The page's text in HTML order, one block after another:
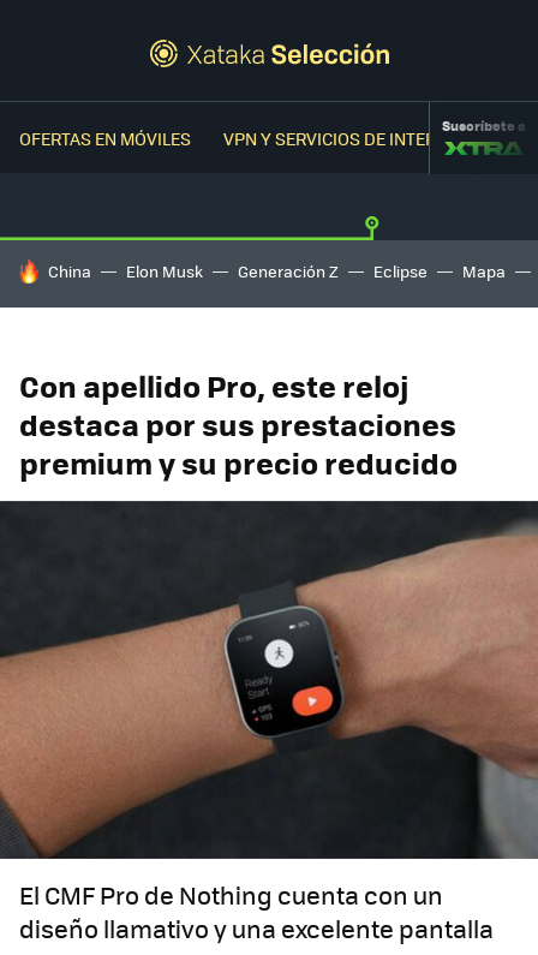
OFERTAS EN MÓVILES VPN Y SERVICIOS DE INTERNETSuscríbete a
HOY SE HABLA DE
China Elon Musk Generación Z Eclipse Mapa
Con apellido Pro, este reloj
destaca por sus prestaciones
premium y su precio reducido
El CMF Pro de Nothing cuenta con un
diseño llamativo y una excelente pantalla